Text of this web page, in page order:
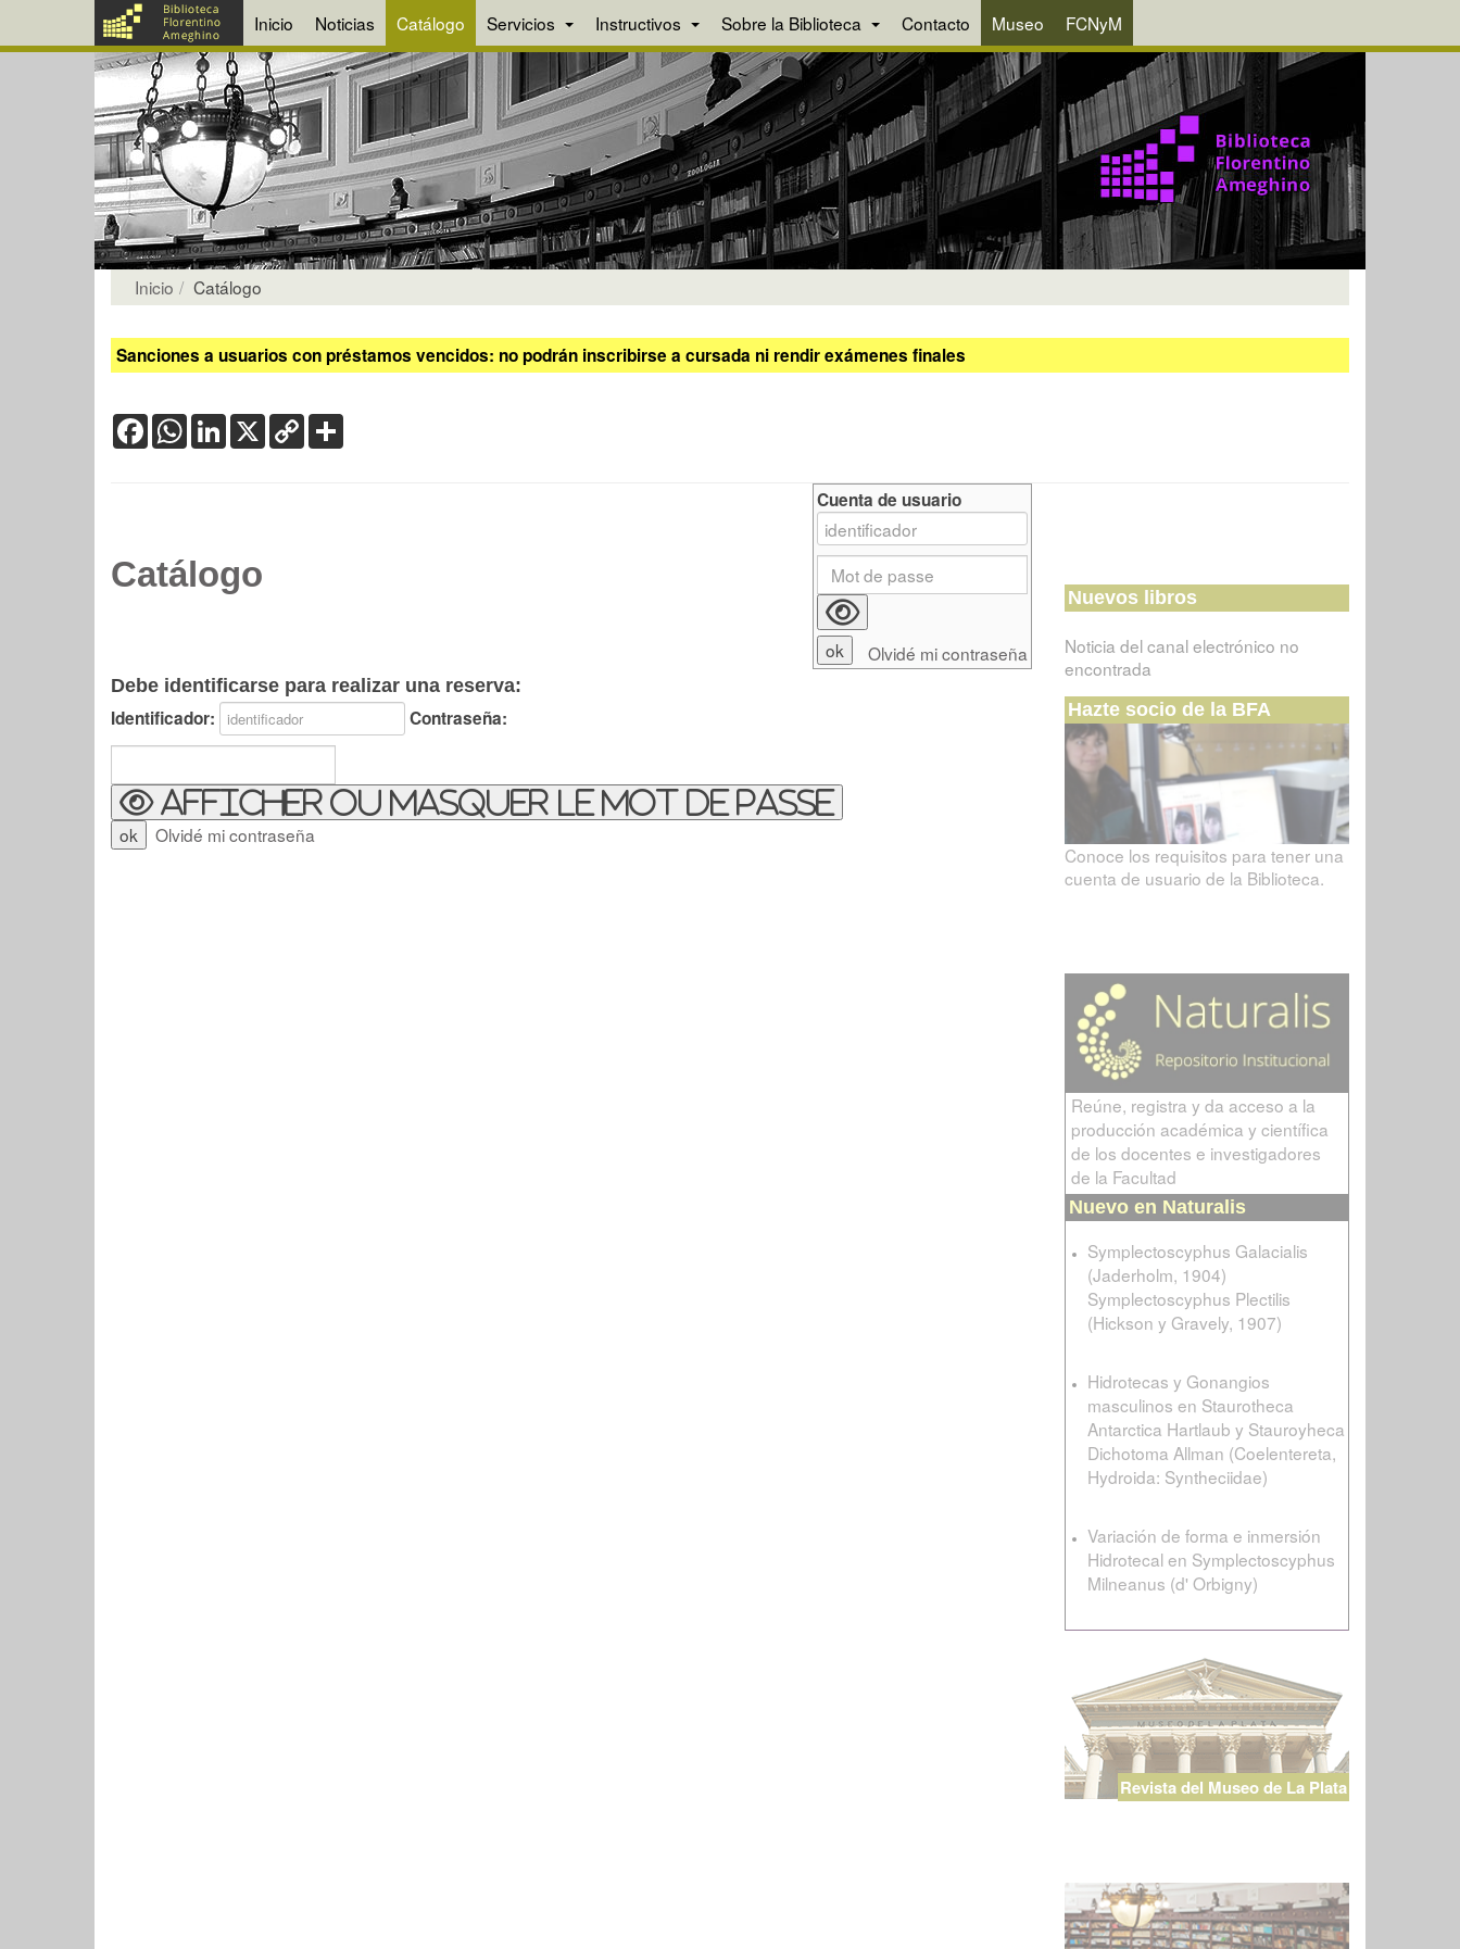
Inicio Noticias Catálogo Servicios Instructivos Sobre la Biblioteca Contacto Museo FCNyM
Inicio Catálogo
Sanciones a usuarios con préstamos vencidos: no podrán inscribirse a cursada ni rendir exámenes finales
FacebookWhatsApp
LinkedIn
X Copy
Link
Catálogo
Debe identificarse para realizar una reserva:
Identificador: Contraseña:
Afficher ou masquer le mot de passe
Olvidé mi contraseña
Cuenta de usuario
Olvidé mi contraseña
Nuevos libros
Noticia del canal electrónico no
encontrada
Hazte socio de la BFA
Conoce los requisitos para tener una
cuenta de usuario de la Biblioteca.
Reúne, registra y da acceso a la
producción académica y científica
de los docentes e investigadores
de la Facultad
Nuevo en Naturalis
Symplectoscyphus Galacialis
(Jaderholm, 1904)
Symplectoscyphus Plectilis
(Hickson y Gravely, 1907)
Hidrotecas y Gonangios
masculinos en Staurotheca
Antarctica Hartlaub y Stauroyheca
Dichotoma Allman (Coelentereta,
Hydroida: Syntheciidae)
Variación de forma e inmersión
Hidrotecal en Symplectoscyphus
Milneanus (d' Orbigny)
Revista del Museo de La Plata